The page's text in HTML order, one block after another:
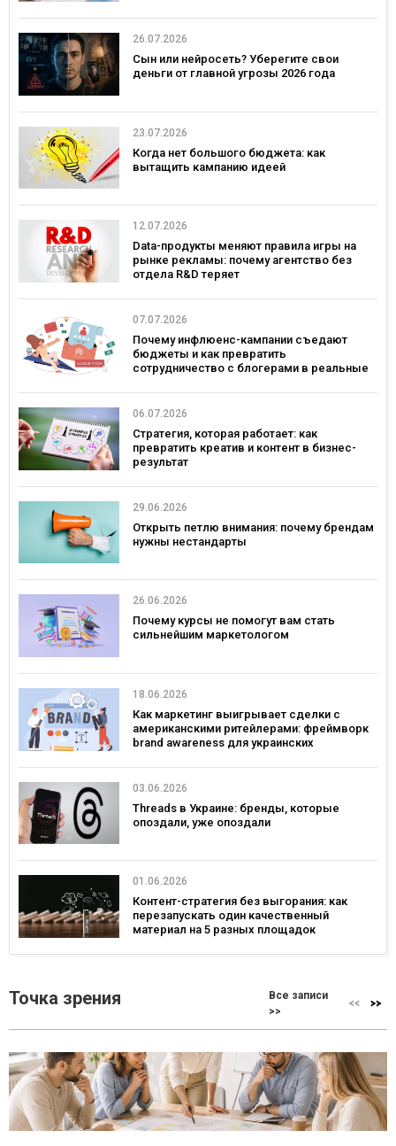
26.07.2026
Сын или нейросеть? Уберегите свои
деньги от главной угрозы 2026 года
23.07.2026
Когда нет большого бюджета: как
вытащить кампанию идеей
12.07.2026
Data-продукты меняют правила игры на
рынке рекламы: почему агентство без
отдела R&D теряет
07.07.2026
Почему инфлюенс-кампании съедают
бюджеты и как превратить
сотрудничество с блогерами в реальные
06.07.2026
Стратегия, которая работает: как
превратить креатив и контент в бизнес-
результат
29.06.2026
Открыть петлю внимания: почему брендам
нужны нестандарты
26.06.2026
Почему курсы не помогут вам стать
сильнейшим маркетологом
18.06.2026
Как маркетинг выигрывает сделки с
американскими ритейлерами: фреймворк
brand awareness для украинских
03.06.2026
Threads в Украине: бренды, которые
опоздали, уже опоздали
01.06.2026
Контент-стратегия без выгорания: как
перезапускать один качественный
материал на 5 разных площадок
Точка зрения
Все записи
>>